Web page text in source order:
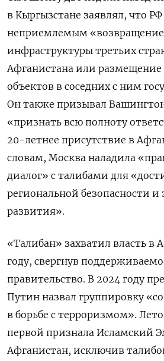
в Кыргызстане заявлял, что
неприемлемым
инфраструктуры третьих
Афганистана или
объектов в соседних с ним
Он также призывал
«признать всю полноту
20-летнее присутствие в
словам, Москва наладила
диалог» с талибами для
региональной безопасности и
развития».
«Талибан» захватил власть в
году, свергнув
правительство. В 2024 году
Путин назвал группировку
в борьбе с терроризмом».
первой признала Исламский
Афганистан, исключив